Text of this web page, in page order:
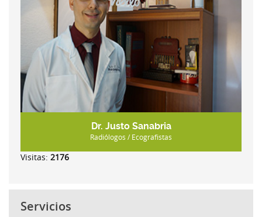
Dr. Justo Sanabria
Radiólogos / Ecografistas
Visitas: 2176
Servicios